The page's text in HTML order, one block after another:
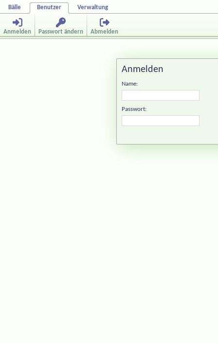
Bälle Benutzer Verwaltung
Anmelden Passwort ändern Abmelden
Anmelden
Name:
Passwort: